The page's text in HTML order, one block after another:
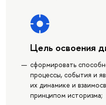
Цель освоения
сформировать
процессы, события и
их динамике и
принципом историзма;